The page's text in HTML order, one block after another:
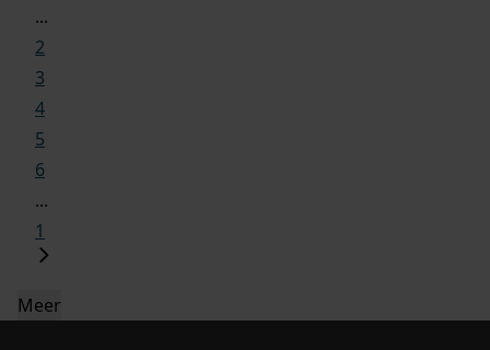
...
2
3
4
5
6
...
1
Meer